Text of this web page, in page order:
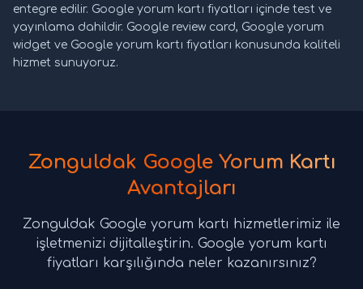
entegre edilir. Google yorum kartı fiyatları içinde test ve
yayınlama dahildir. Google review card, Google yorum
widget ve Google yorum kartı fiyatları konusunda kaliteli
hizmet sunuyoruz.
Zonguldak Google Yorum Kartı
Avantajları
Zonguldak Google yorum kartı hizmetlerimiz ile
işletmenizi dijitalleştirin. Google yorum kartı
fiyatları karşılığında neler kazanırsınız?